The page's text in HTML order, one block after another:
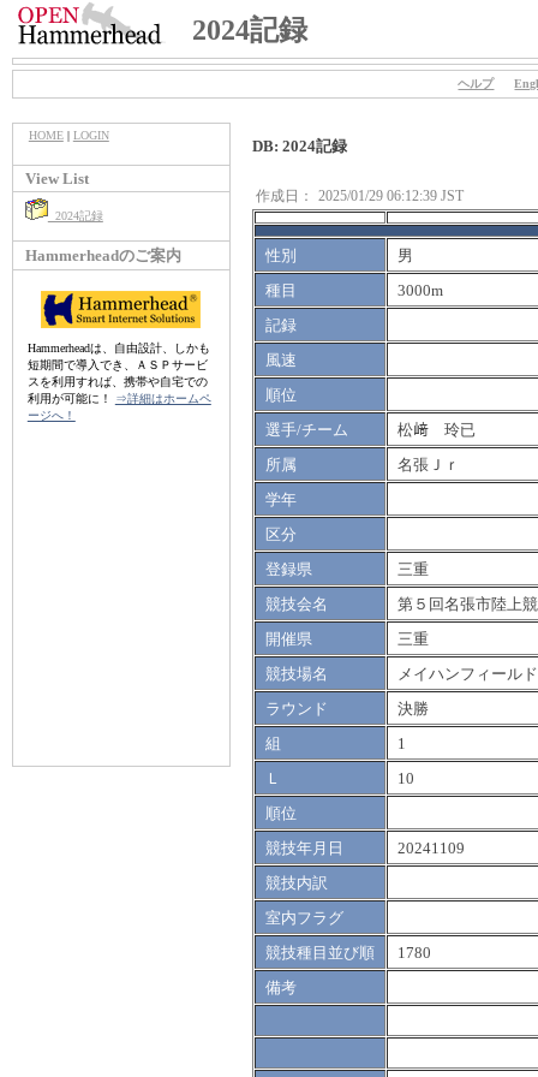
2024記録
ヘルプ
HOME| LOGIN
View List
2024記録
Hammerheadのご案内
Hammerheadは、自由設計、しかも
短期間で導入でき、ＡＳＰサービ
スを利用すれば、携帯や自宅での
利用が可能に！
⇒詳細はホームペ
ージへ！
DB: 2024記録
作成日： 2025/01/29 06:12:39 JST
性別
男
種目
3000m
記録
風速
順位
選手/チーム
松﨑 玲已
所属
名張Ｊｒ
学年
区分
登録県
三重
競技会名
第５回名張市陸上
開催県
三重
競技場名
メイハンフィールド
ラウンド
決勝
組
1
Ｌ
10
順位
競技年月日
20241109
競技内訳
室内フラグ
競技種目並び順
1780
備考